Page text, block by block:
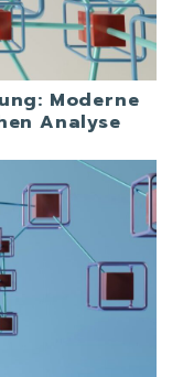
Moderne
Analyse